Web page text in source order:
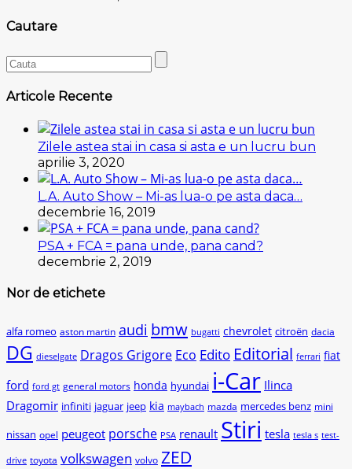
Cautare
Articole Recente
Zilele astea stai in casa si asta e un lucru bun
aprilie 3, 2020
L.A. Auto Show – Mi-as lua-o pe asta daca…
decembrie 16, 2019
PSA + FCA = pana unde, pana cand?
decembrie 2, 2019
Nor de etichete
alfa romeo aston martin audi bmw bugatti chevrolet citroën dacia
DG dieselgate Dragos Grigore Eco Edito Editorial ferrari fiat
ford ford gt general motors honda hyundai i-Car Ilinca
Dragomir infiniti jaguar jeep kia maybach mazda mercedes benz mini
nissan opel peugeot porsche PSA renault Stiri tesla tesla s test-
drive toyota volkswagen volvo ZED